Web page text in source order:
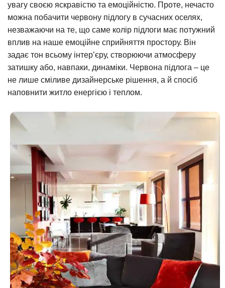
увагу своєю яскравістю та емоційністю. Проте, нечасто
можна побачити червону підлогу в сучасних оселях,
незважаючи на те, що саме колір підлоги має потужний
вплив на наше емоційне сприйняття простору. Він
задає тон всьому інтер’єру, створюючи атмосферу
затишку або, навпаки, динаміки. Червона підлога – це
не лише сміливе дизайнерське рішення, а й спосіб
наповнити житло енергією і теплом.